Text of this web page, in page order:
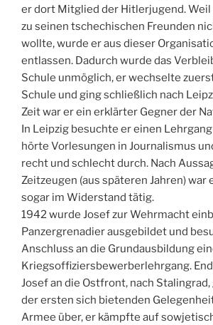
er dort Mitglied der Hitlerjugend.
zu seinen tschechischen Freunden
wollte, wurde er aus dieser
entlassen. Dadurch wurde das
Schule unmöglich, er wechselte
Schule und ging schließlich nach
Zeit war er ein erklärter Gegner der
In Leipzig besuchte er einen
hörte Vorlesungen in Journalismus
recht und schlecht durch. Nach
Zeitzeugen (aus späteren Jahren) war
sogar im Widerstand tätig.
1942 wurde Josef zur Wehrmacht
Panzergrenadier ausgebildet und
Anschluss an die Grundausbildung
Kriegsoffiziersbewerberlehrgang.
Josef an die Ostfront, nach
der ersten sich bietenden
Armee über, er kämpfte auf